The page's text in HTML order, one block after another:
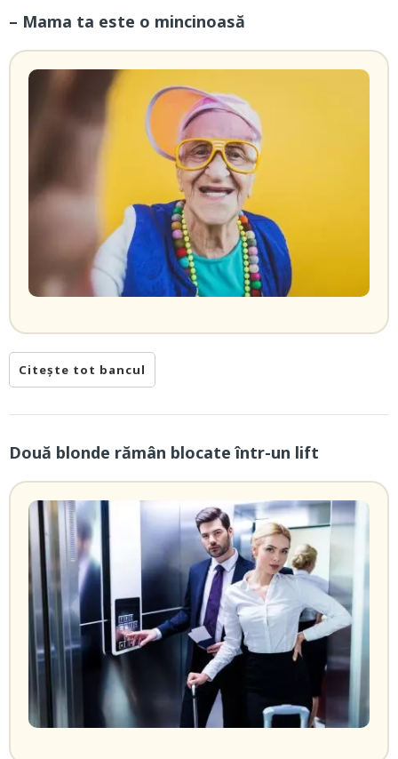
– Mama ta este o mincinoasă
Citește tot bancul
Două blonde rămân blocate într-un lift